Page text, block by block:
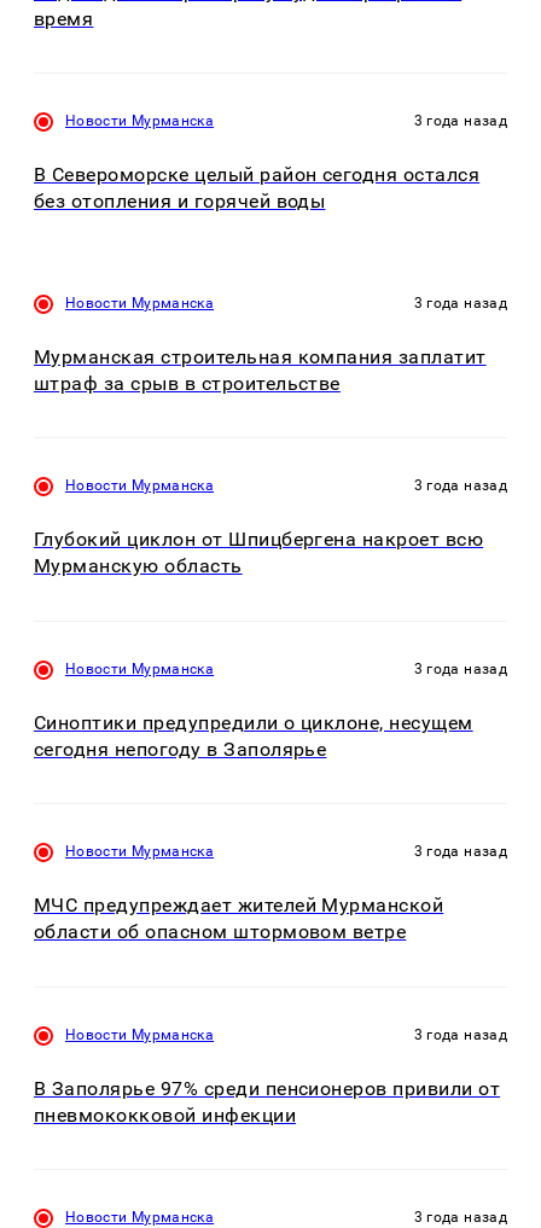
время
Новости Мурманска 3 года назад
В Североморске целый район сегодня остался
без отопления и горячей воды
Новости Мурманска 3 года назад
Мурманская строительная компания заплатит
штраф за срыв в строительстве
Новости Мурманска 3 года назад
Глубокий циклон от Шпицбергена накроет всю
Мурманскую область
Новости Мурманска 3 года назад
Синоптики предупредили о циклоне, несущем
сегодня непогоду в Заполярье
Новости Мурманска 3 года назад
МЧС предупреждает жителей Мурманской
области об опасном штормовом ветре
Новости Мурманска 3 года назад
В Заполярье 97% среди пенсионеров привили от
пневмококковой инфекции
Новости Мурманска 3 года назад